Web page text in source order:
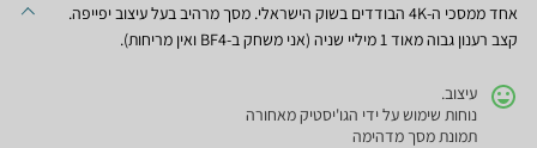
אחד ממסכי ה-4K הבודדים בשוק הישראלי. מסך מרהיב בעל עיצוב יפייפה.
קצב רענון גבוה מאוד 1 מיליי שניה (אני משחק ב-BF4 ואין מריחות).
עיצוב.
נוחות שימוש על ידי הגו'יסטיק מאחורה
תמונת מסך מדהימה